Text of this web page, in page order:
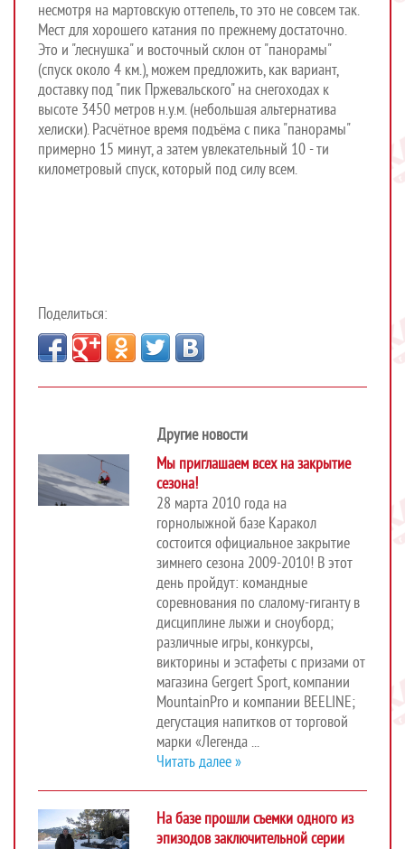
несмотря на мартовскую оттепель, то это не совсем так.
Мест для хорошего катания по прежнему достаточно.
Это и "леснушка" и восточный склон от "панорамы"
(спуск около 4 км.), можем предложить, как вариант,
доставку под "пик Пржевальского" на снегоходах к
высоте 3450 метров н.у.м. (небольшая альтернатива
хелиски). Расчётное время подъёма с пика "панорамы"
примерно 15 минут, а затем увлекательный 10 - ти
километровый спуск, который под силу всем.
Поделиться:
Другие новости
Мы приглашаем всех на закрытие
сезона!
28 марта 2010 года на
горнолыжной базе Каракол
состоится официальное закрытие
зимнего сезона 2009-2010! В этот
день пройдут: командные
соревнования по слалому-гиганту в
дисциплине лыжи и сноуборд;
различные игры, конкурсы,
викторины и эстафеты с призами от
магазина Gergert Sport, компании
MountainPro и компании BEELINE;
дегустация напитков от торговой
марки «Легенда ...
Читать далее »
На базе прошли съемки одного из
эпизодов заключительной серии